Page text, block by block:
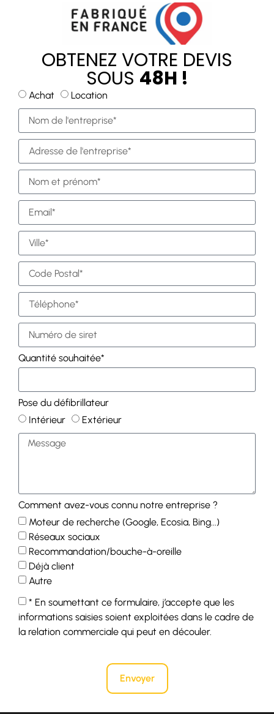
OBTENEZ VOTRE DEVIS
SOUS 48H !
Achat Location
Quantité souhaitée*
Pose du défibrillateur
Intérieur
Extérieur
Comment avez-vous connu notre entreprise ?
Moteur de recherche (Google, Ecosia, Bing...)
Réseaux sociaux
Recommandation/bouche-à-oreille
Déjà client
Autre
* En soumettant ce formulaire, j’accepte que les
informations saisies soient exploitées dans le cadre de
la relation commerciale qui peut en découler.
Envoyer